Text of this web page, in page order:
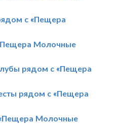
с «Пещера
Молочные
рядом с «Пещера
рядом с «Пещера
Молочные